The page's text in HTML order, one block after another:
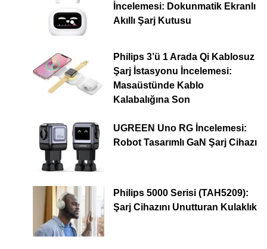
İncelemesi: Dokunmatik Ekranlı
Akıllı Şarj Kutusu
Philips 3’ü 1 Arada Qi Kablosuz
Şarj İstasyonu İncelemesi:
Masaüstünde Kablo
Kalabalığına Son
UGREEN Uno RG İncelemesi:
Robot Tasarımlı GaN Şarj Cihazı
Philips 5000 Serisi (TAH5209):
Şarj Cihazını Unutturan Kulaklık